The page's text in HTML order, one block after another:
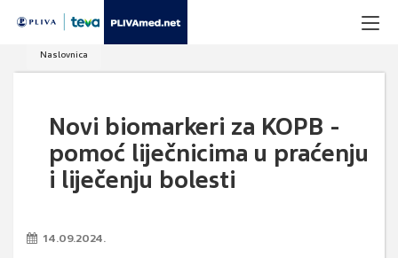
Naslovnica
Novi biomarkeri za KOPB -
pomoć liječnicima u praćenju
i liječenju bolesti
14.09.2024.